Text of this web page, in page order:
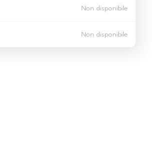
Non disponibile
Non disponibile